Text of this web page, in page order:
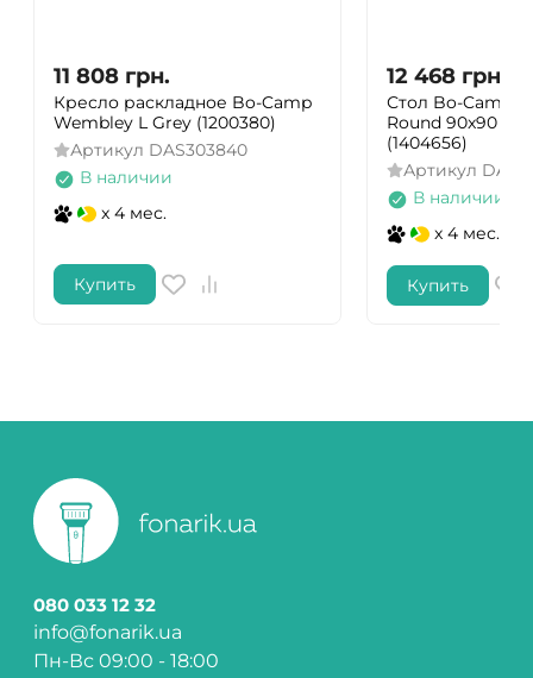
11 808 грн.
Кресло раскладное Bo-Camp
Wembley L Grey (1200380)
Артикул DAS303840
В наличии
x 4 мес.
Купить
12 468 грн.
Стол Bo-Camp
Round 90x90
(1404656)
Артикул
В наличии
x 4 мес.
Купить
080 033 12 32
info@fonarik.ua
Пн-Вс 09:00 - 18:00